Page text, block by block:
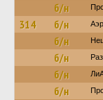
б/н
314 б/н
б/н
б/н
б/н
б/н